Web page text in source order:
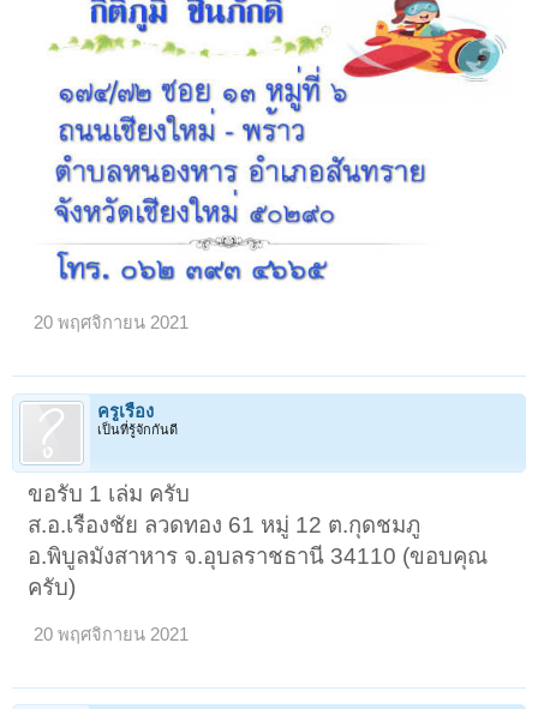
20 พฤศจิกายน 2021
ครูเรือง
เป็นที่รู้จักกันดี
ขอรับ 1 เล่ม ครับ
ส.อ.เรืองชัย ลวดทอง 61 หมู่ 12 ต.กุดชมภู
อ.พิบูลมังสาหาร จ.อุบลราชธานี 34110 (ขอบคุณ
ครับ)
20 พฤศจิกายน 2021